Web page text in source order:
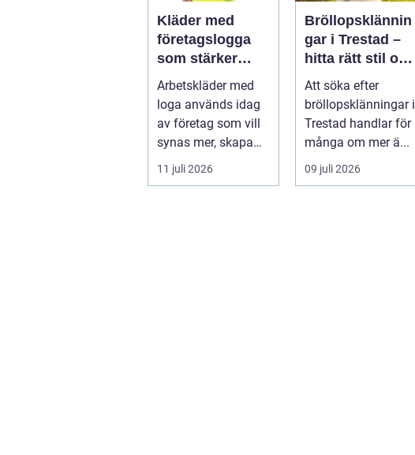
Kläder med
företagslogga
som stärker
varumärket
varje dag
Arbetskläder med
loga används idag
av företag som vill
synas mer, skapa
stolthet inte...
11 juli 2026
Bröllopsklännin
gar i Trestad –
hitta rätt stil och
passform inför
den stora dagen
Att söka efter
bröllopsklänningar i
Trestad handlar för
många om mer ä...
09 juli 2026